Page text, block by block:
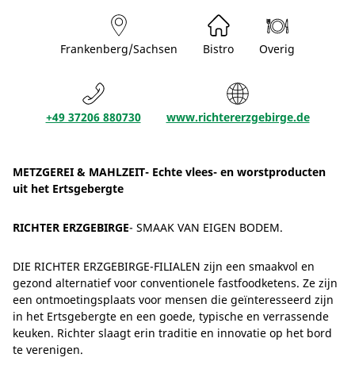
Frankenberg/Sachsen Bistro Overig
+49 37206 880730 www.richtererzgebirge.de
METZGEREI & MAHLZEIT- Echte vlees- en worstproducten
uit het Ertsgebergte
RICHTER ERZGEBIRGE- SMAAK VAN EIGEN BODEM.
DIE RICHTER ERZGEBIRGE-FILIALEN zijn een smaakvol en
gezond alternatief voor conventionele fastfoodketens. Ze zijn
een ontmoetingsplaats voor mensen die geïnteresseerd zijn
in het Ertsgebergte en een goede, typische en verrassende
keuken. Richter slaagt erin traditie en innovatie op het bord
te verenigen.